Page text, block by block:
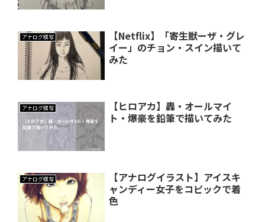
アナログ模写
【Netflix】「寄生獣ーザ・グレ
イー」のチョン・スイン描いて
みた
アナログ模写
【ヒロアカ】轟・オールマイ
ト・爆豪を鉛筆で描いてみた
アナログ模写
【アナログイラスト】アイスキ
ャンディー女子をコピックで着
色